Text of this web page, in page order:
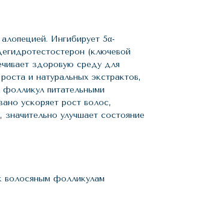
Ингибирует 5α-
(ключевой
здоровую среду для
и натуральных экстрактов,
питательными
ускоряет рост волос,
улучшает состояние
волосяным фолликулам